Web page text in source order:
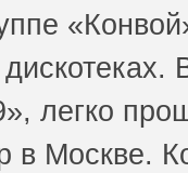
легко
в Москве.